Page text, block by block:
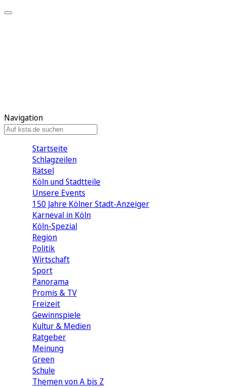
Navigation
Startseite
Schlagzeilen
Rätsel
Köln und Stadtteile
Unsere Events
150 Jahre Kölner Stadt-Anzeiger
Karneval in Köln
Köln-Spezial
Region
Politik
Wirtschaft
Sport
Panorama
Promis & TV
Freizeit
Gewinnspiele
Kultur & Medien
Ratgeber
Meinung
Green
Schule
Themen von A bis Z